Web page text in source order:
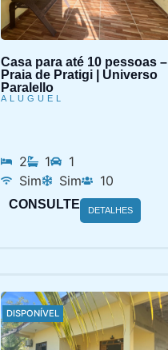
Casa para até 10 pessoas –
Praia de Pratigi | Universo
Paralello
ALUGUEL
2 1
1
Sim
Sim 10
CONSULTE DETALHES
DISPONÍVEL